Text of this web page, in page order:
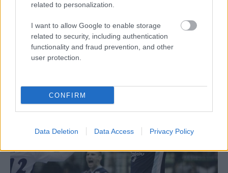
related to personalization.
I want to allow Google to enable storage
related to security, including authentication
functionality and fraud prevention, and other
user protection.
CONFIRM
Data Deletion Data Access Privacy Policy
MVP της 18ης αγωνιστικής ο Τσούπκοβιτς
Ο Σέρβος ακραίος του ΟλυμπιακούKoνσταντίν Τσούπκοβιτς
αναδείχτηκε πολυτιμότερος αθλητής -MVP Βίκος Cola
18ης αγωνιστικής της Α1 Ανδρών.